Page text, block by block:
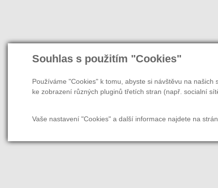
Souhlas s použitím "Cookies"
Používáme "Cookies" k tomu, abyste si návštěvu na
ke zobrazení různých pluginů třetích stran (např. socialní
Vaše nastavení "Cookies" a další informace najdete na